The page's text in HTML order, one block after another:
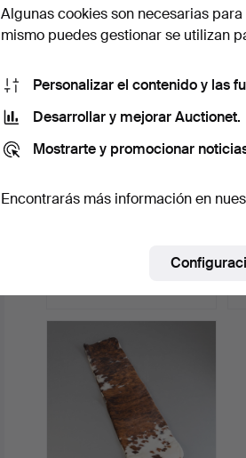
Algunas cookies son necesarias
mismo puedes gestionar se utilizan
Personalizar el contenido y las
Desarrollar y mejorar Auctionet.
Mostrarte y promocionar
Encontrarás más información en